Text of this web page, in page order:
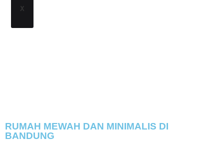
X
RUMAH MEWAH DAN MINIMALIS DI
BANDUNG